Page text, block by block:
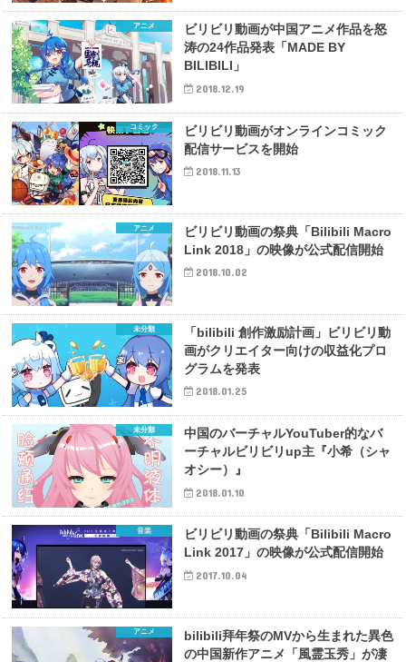
アニメ
ビリビリ動画が中国アニメ作品を怒
涛の24作品発表「MADE BY
BILIBILI」
2018.12.19
コミック
ビリビリ動画がオンラインコミック
配信サービスを開始
2018.11.13
アニメ
ビリビリ動画の祭典「Bilibili Macro
Link 2018」の映像が公式配信開始
2018.10.02
未分類
「bilibili 創作激励計画」ビリビリ動
画がクリエイター向けの収益化プロ
グラムを発表
2018.01.25
未分類
中国のバーチャルYouTuber的なバ
ーチャルビリビリup主『小希（シャ
オシー）』
2018.01.10
音楽
ビリビリ動画の祭典「Bilibili Macro
Link 2017」の映像が公式配信開始
2017.10.04
アニメ
bilibili拜年祭のMVから生まれた異色
の中国新作アニメ「風霊玉秀」が凄